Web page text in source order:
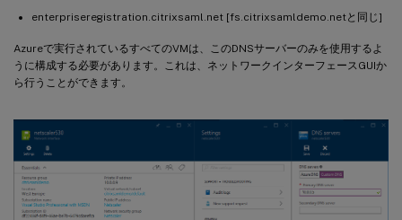
enterpriseregistration.citrixsaml.net [fs.citrixsamldemo.netと同じ]
Azureで実行されているすべてのVMは、このDNSサーバーのみを使用するよ
うに構成する必要があります。これは、ネットワークインターフェースGUIか
ら行うことができます。